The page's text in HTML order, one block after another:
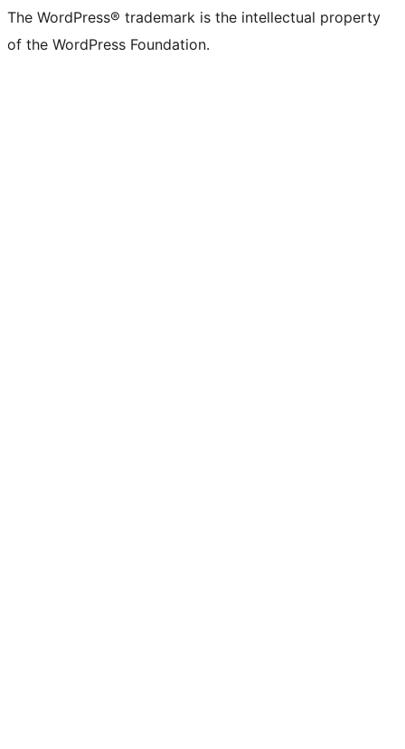
The WordPress® trademark is the intellectual property
of the WordPress Foundation.